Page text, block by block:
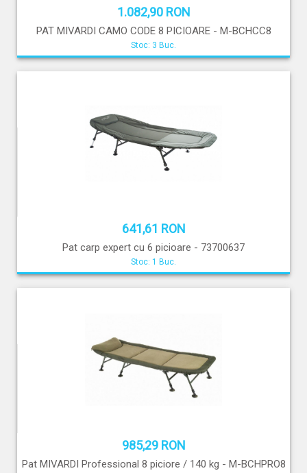
1.082,90 RON
PAT MIVARDI CAMO CODE 8 PICIOARE - M-BCHCC8
Stoc: 3 Buc.
641,61 RON
Pat carp expert cu 6 picioare - 73700637
Stoc: 1 Buc.
985,29 RON
Pat MIVARDI Professional 8 piciore / 140 kg - M-BCHPRO8